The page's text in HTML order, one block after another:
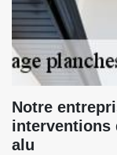
Notre
interventions
alu